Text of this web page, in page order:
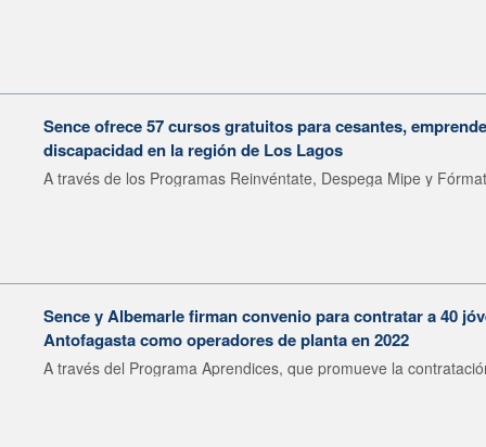
Sence ofrece 57 cursos gratuitos para cesantes,
discapacidad en la región de Los Lagos
A través de los Programas Reinvéntate, Despega Mipe y
Sence y Albemarle firman convenio para contratar a 40
Antofagasta como operadores de planta en 2022
A través del Programa Aprendices, que promueve la